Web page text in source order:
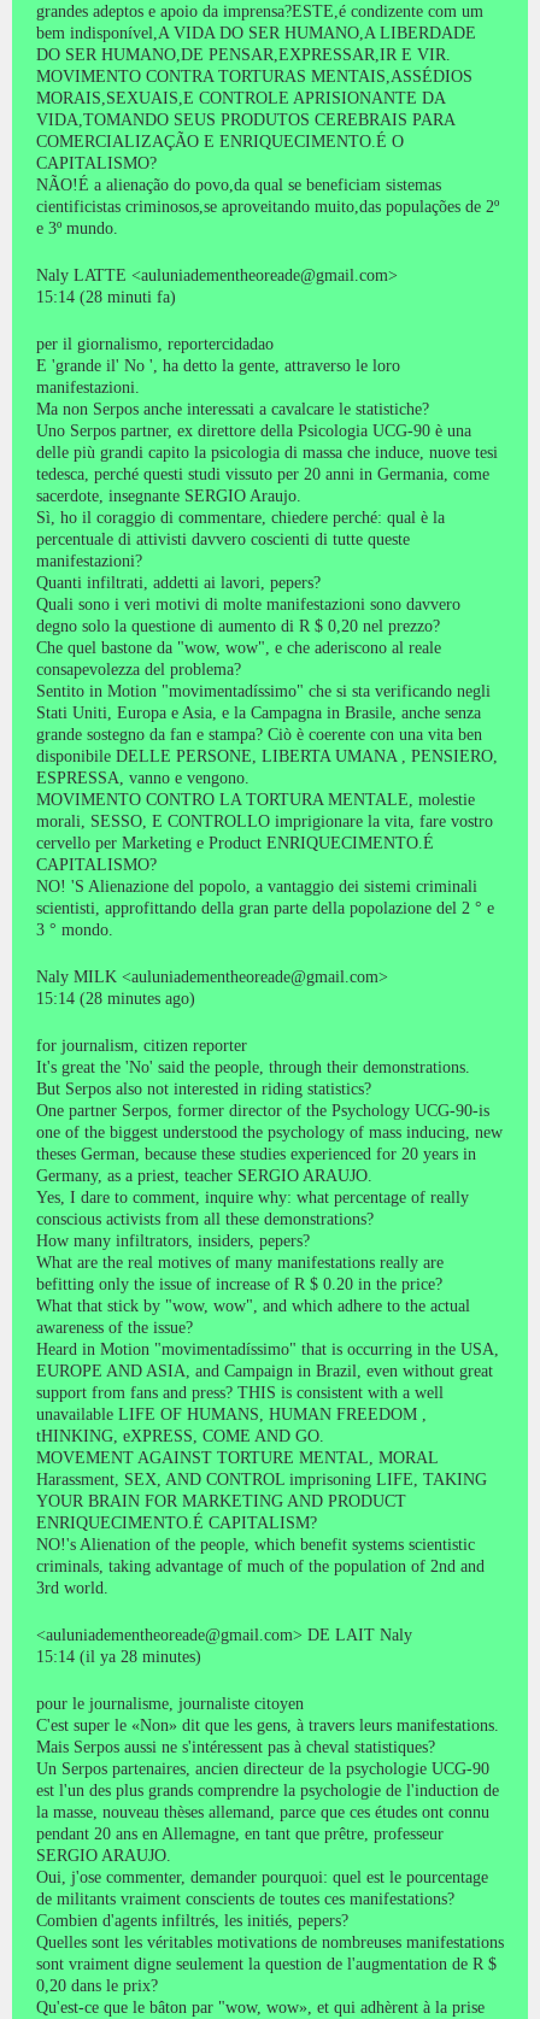
grandes adeptos e apoio da imprensa?ESTE,é condizente com um
bem indisponível,A VIDA DO SER HUMANO,A LIBERDADE
DO SER HUMANO,DE PENSAR,EXPRESSAR,IR E VIR.
MOVIMENTO CONTRA TORTURAS MENTAIS,ASSÉDIOS
MORAIS,SEXUAIS,E CONTROLE APRISIONANTE DA
VIDA,TOMANDO SEUS PRODUTOS CEREBRAIS PARA
COMERCIALIZAÇÃO E ENRIQUECIMENTO.É O
CAPITALISMO?
NÃO!É a alienação do povo,da qual se beneficiam sistemas
cientificistas criminosos,se aproveitando muito,das populações de 2º
e 3º mundo.
Naly LATTE <auluniadementheoreade@gmail.com>
15:14 (28 minuti fa)
per il giornalismo, reportercidadao
E 'grande il' No ', ha detto la gente, attraverso le loro
manifestazioni.
Ma non Serpos anche interessati a cavalcare le statistiche?
Uno Serpos partner, ex direttore della Psicologia UCG-90 è una
delle più grandi capito la psicologia di massa che induce, nuove tesi
tedesca, perché questi studi vissuto per 20 anni in Germania, come
sacerdote, insegnante SERGIO Araujo.
Sì, ho il coraggio di commentare, chiedere perché: qual è la
percentuale di attivisti davvero coscienti di tutte queste
manifestazioni?
Quanti infiltrati, addetti ai lavori, pepers?
Quali sono i veri motivi di molte manifestazioni sono davvero
degno solo la questione di aumento di R $ 0,20 nel prezzo?
Che quel bastone da "wow, wow", e che aderiscono al reale
consapevolezza del problema?
Sentito in Motion "movimentadíssimo" che si sta verificando negli
Stati Uniti, Europa e Asia, e la Campagna in Brasile, anche senza
grande sostegno da fan e stampa? Ciò è coerente con una vita ben
disponibile DELLE PERSONE, LIBERTA UMANA , PENSIERO,
ESPRESSA, vanno e vengono.
MOVIMENTO CONTRO LA TORTURA MENTALE, molestie
morali, SESSO, E CONTROLLO imprigionare la vita, fare vostro
cervello per Marketing e Product ENRIQUECIMENTO.É
CAPITALISMO?
NO! 'S Alienazione del popolo, a vantaggio dei sistemi criminali
scientisti, approfittando della gran parte della popolazione del 2 ° e
3 ° mondo.
Naly MILK <auluniadementheoreade@gmail.com>
15:14 (28 minutes ago)
for journalism, citizen reporter
It's great the 'No' said the people, through their demonstrations.
But Serpos also not interested in riding statistics?
One partner Serpos, former director of the Psychology UCG-90-is
one of the biggest understood the psychology of mass inducing, new
theses German, because these studies experienced for 20 years in
Germany, as a priest, teacher SERGIO ARAUJO.
Yes, I dare to comment, inquire why: what percentage of really
conscious activists from all these demonstrations?
How many infiltrators, insiders, pepers?
What are the real motives of many manifestations really are
befitting only the issue of increase of R $ 0.20 in the price?
What that stick by "wow, wow", and which adhere to the actual
awareness of the issue?
Heard in Motion "movimentadíssimo" that is occurring in the USA,
EUROPE AND ASIA, and Campaign in Brazil, even without great
support from fans and press? THIS is consistent with a well
unavailable LIFE OF HUMANS, HUMAN FREEDOM ,
tHINKING, eXPRESS, COME AND GO.
MOVEMENT AGAINST TORTURE MENTAL, MORAL
Harassment, SEX, AND CONTROL imprisoning LIFE, TAKING
YOUR BRAIN FOR MARKETING AND PRODUCT
ENRIQUECIMENTO.É CAPITALISM?
NO!'s Alienation of the people, which benefit systems scientistic
criminals, taking advantage of much of the population of 2nd and
3rd world.
<auluniadementheoreade@gmail.com> DE LAIT Naly
15:14 (il ya 28 minutes)
pour le journalisme, journaliste citoyen
C'est super le «Non» dit que les gens, à travers leurs manifestations.
Mais Serpos aussi ne s'intéressent pas à cheval statistiques?
Un Serpos partenaires, ancien directeur de la psychologie UCG-90
est l'un des plus grands comprendre la psychologie de l'induction de
la masse, nouveau thèses allemand, parce que ces études ont connu
pendant 20 ans en Allemagne, en tant que prêtre, professeur
SERGIO ARAUJO.
Oui, j'ose commenter, demander pourquoi: quel est le pourcentage
de militants vraiment conscients de toutes ces manifestations?
Combien d'agents infiltrés, les initiés, pepers?
Quelles sont les véritables motivations de nombreuses manifestations
sont vraiment digne seulement la question de l'augmentation de R $
0,20 dans le prix?
Qu'est-ce que le bâton par "wow, wow», et qui adhèrent à la prise